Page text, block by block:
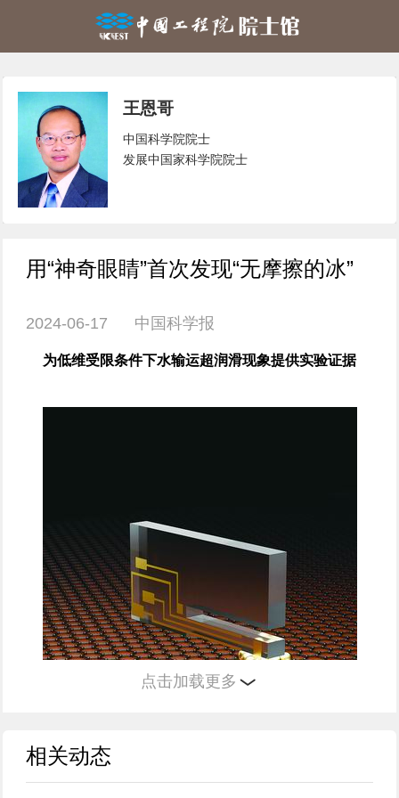
王恩哥
中国科学院院士
发展中国家科学院院士
用“神奇眼睛”首次发现“无摩擦的冰”
2024-06-17 中国科学报
为低维受限条件下水输运超润滑现象提供实验证据
点击加载更多
相关动态